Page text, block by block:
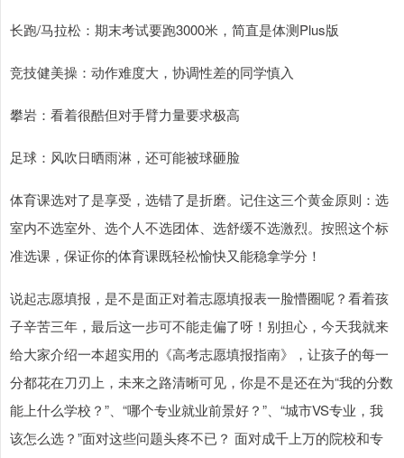
长跑/马拉松：期末考试要跑3000米，简直是体测Plus版
竞技健美操：动作难度大，协调性差的同学慎入
攀岩：看着很酷但对手臂力量要求极高
足球：风吹日晒雨淋，还可能被球砸脸
体育课选对了是享受，选错了是折磨。记住这三个黄金原则：选
室内不选室外、选个人不选团体、选舒缓不选激烈。按照这个标
准选课，保证你的体育课既轻松愉快又能稳拿学分！
说起志愿填报，是不是面正对着志愿填报表一脸懵圈呢？看着孩
子辛苦三年，最后这一步可不能走偏了呀！别担心，今天我就来
给大家介绍一本超实用的《高考志愿填报指南》，让孩子的每一
分都花在刀刃上，未来之路清晰可见，你是不是还在为“我的分数
能上什么学校？”、“哪个专业就业前景好？”、“城市VS专业，我
该怎么选？”面对这些问题头疼不已？ 面对成千上万的院校和专